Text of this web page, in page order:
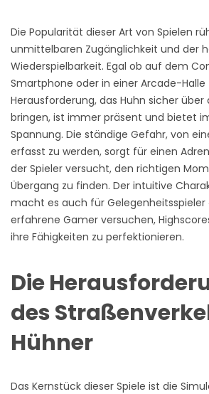
Die Popularität dieser Art von Spielen
unmittelbaren Zugänglichkeit und der
Wiederspielbarkeit. Egal ob auf dem
Smartphone oder in einer Arcade-Halle
Herausforderung, das Huhn sicher über
bringen, ist immer präsent und bietet
Spannung. Die ständige Gefahr, von
erfasst zu werden, sorgt für einen
der Spieler versucht, den richtigen
Übergang zu finden. Der intuitive
macht es auch für
erfahrene Gamer versuchen,
ihre Fähigkeiten zu perfektionieren.
Die
des
Hühner
Das Kernstück dieser Spiele ist die